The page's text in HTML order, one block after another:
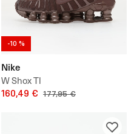
-10 %
Nike
W Shox Tl
160,49 € 177,95 €